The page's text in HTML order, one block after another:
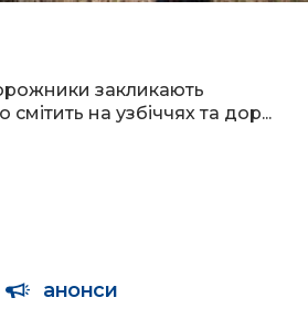
закликають
смітить на узбіччях та дор...
анонси